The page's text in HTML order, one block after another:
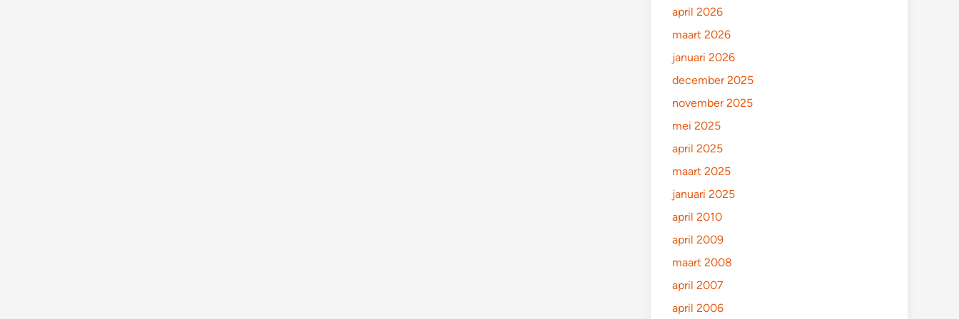
april 2026
maart 2026
januari 2026
december 2025
november 2025
mei 2025
april 2025
maart 2025
januari 2025
april 2010
april 2009
maart 2008
april 2007
april 2006